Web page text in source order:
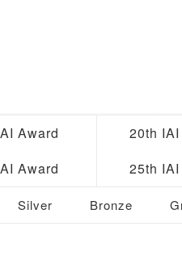
Award 20th
Award 25th
Silver Bronze